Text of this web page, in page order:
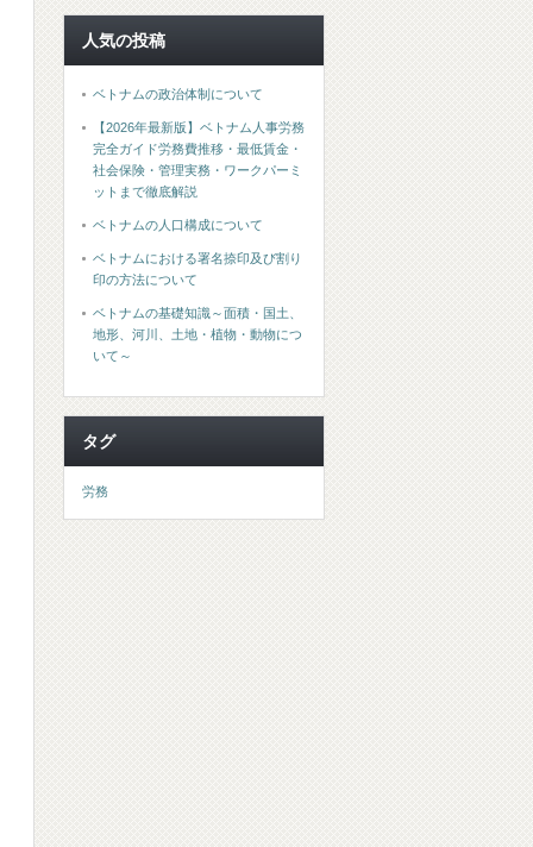
人気の投稿
ベトナムの政治体制について
【2026年最新版】ベトナム人事労務
完全ガイド労務費推移・最低賃金・
社会保険・管理実務・ワークパーミ
ットまで徹底解説
ベトナムの人口構成について
ベトナムにおける署名捺印及び割り
印の方法について
ベトナムの基礎知識～面積・国土、
地形、河川、土地・植物・動物につ
いて～
タグ
労務